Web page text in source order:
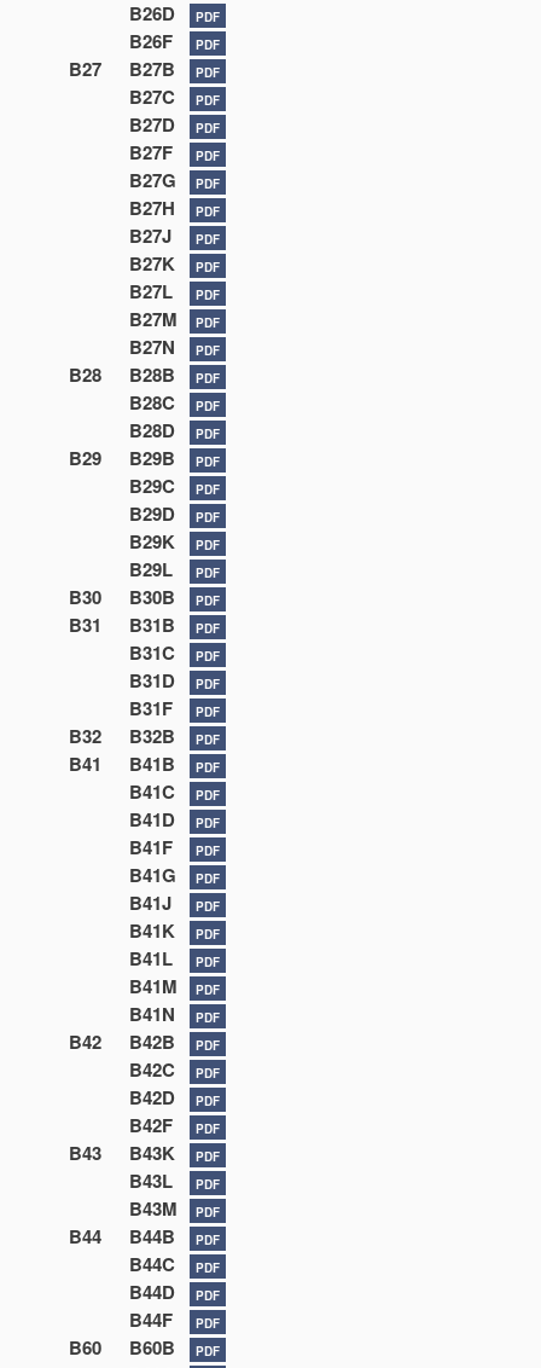
B26D PDF
B26F PDF
B27 B27B PDF
B27C PDF
B27D PDF
B27F PDF
B27G PDF
B27H PDF
B27J PDF
B27K PDF
B27L PDF
B27M PDF
B27N PDF
B28 B28B PDF
B28C PDF
B28D PDF
B29 B29B PDF
B29C PDF
B29D PDF
B29K PDF
B29L PDF
B30 B30B PDF
B31 B31B PDF
B31C PDF
B31D PDF
B31F PDF
B32 B32B PDF
B41 B41B PDF
B41C PDF
B41D PDF
B41F PDF
B41G PDF
B41J PDF
B41K PDF
B41L PDF
B41M PDF
B41N PDF
B42 B42B PDF
B42C PDF
B42D PDF
B42F PDF
B43 B43K PDF
B43L PDF
B43M PDF
B44 B44B PDF
B44C PDF
B44D PDF
B44F PDF
B60 B60B PDF